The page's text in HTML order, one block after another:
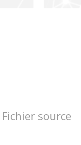
Fichier source